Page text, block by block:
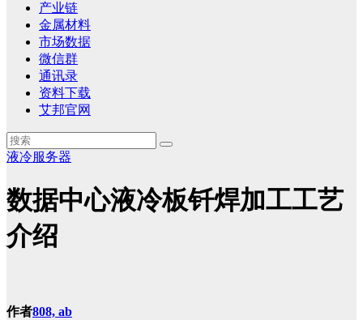
产业链
金属材料
市场数据
微信群
通讯录
资料下载
艾邦官网
液冷服务器
数据中心液冷板钎焊加工工艺
介绍
作者808, ab